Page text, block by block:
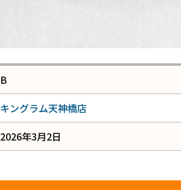
B
キングラム天神橋店
2026年3月2日